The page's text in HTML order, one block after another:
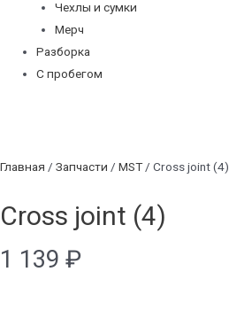
Чехлы и сумки
Мерч
Разборка
С пробегом
Главная / Запчасти / MST/ Cross joint (4)
Cross joint (4)
1 139 ₽